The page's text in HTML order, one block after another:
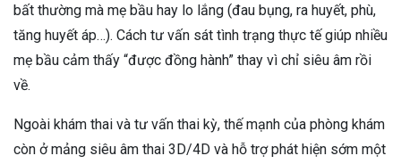
bất thường mà mẹ bầu hay lo lắng (đau bụng, ra huyết, phù,
tăng huyết áp…). Cách tư vấn sát tình trạng thực tế giúp nhiều
mẹ bầu cảm thấy “được đồng hành” thay vì chỉ siêu âm rồi
về.
Ngoài khám thai và tư vấn thai kỳ, thế mạnh của phòng khám
còn ở mảng siêu âm thai 3D/4D và hỗ trợ phát hiện sớm một